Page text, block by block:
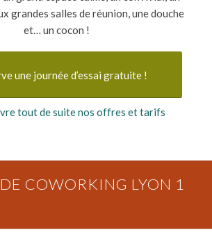
grandes salles de réunion, une douche
et… un cocon !
une journée d’essai gratuite !
tout de suite nos offres et tarifs
DE COWORKING LYON 1